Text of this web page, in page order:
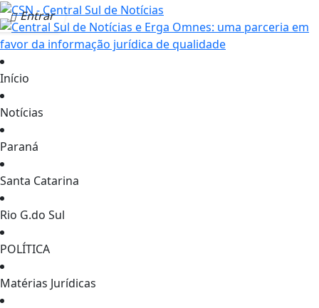
Entrar
Início
Notícias
Paraná
Santa Catarina
Rio G.do Sul
POLÍTICA
Matérias Jurídicas